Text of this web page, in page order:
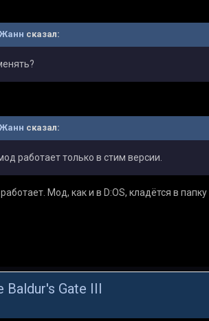
сказал:
сказал:
работает только в стим версии.
работает. Мод, как и в D:OS, кладётся в
Gate III